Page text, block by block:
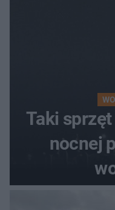
Taki
nocnej